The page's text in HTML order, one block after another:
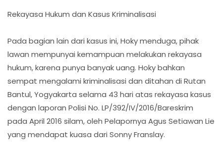
Rekayasa Hukum dan Kasus Kriminalisasi
Pada bagian lain dari kasus ini, Hoky menduga, pihak
lawan mempunyai kemampuan melakukan rekayasa
hukum, karena punya banyak uang. Hoky bahkan
sempat mengalami kriminalisasi dan ditahan di Rutan
Bantul, Yogyakarta selama 43 hari atas rekayasa kasus
dengan laporan Polisi No. LP/392/IV/2016/Bareskrim
pada April 2016 silam, oleh Pelapornya Agus Setiawan Lie
yang mendapat kuasa dari Sonny Franslay.